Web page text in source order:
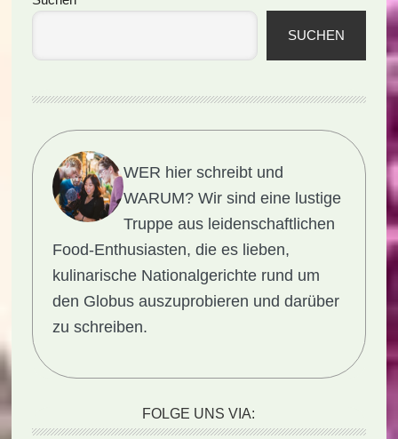
SUCHEN
WER hier schreibt und
WARUM? Wir sind eine lustige
Truppe aus leidenschaftlichen
Food-Enthusiasten, die es lieben,
kulinarische Nationalgerichte rund um
den Globus auszuprobieren und darüber
zu schreiben.
FOLGE UNS VIA: